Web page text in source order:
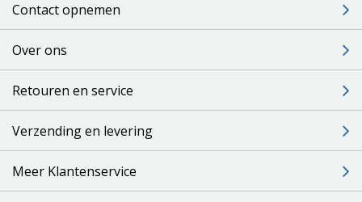
Contact opnemen
Over ons
Retouren en service
Verzending en levering
Meer Klantenservice